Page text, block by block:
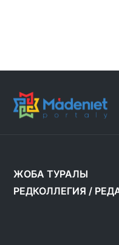
ЖОБА ТУРАЛЫ
РЕДКОЛЛЕГИЯ /